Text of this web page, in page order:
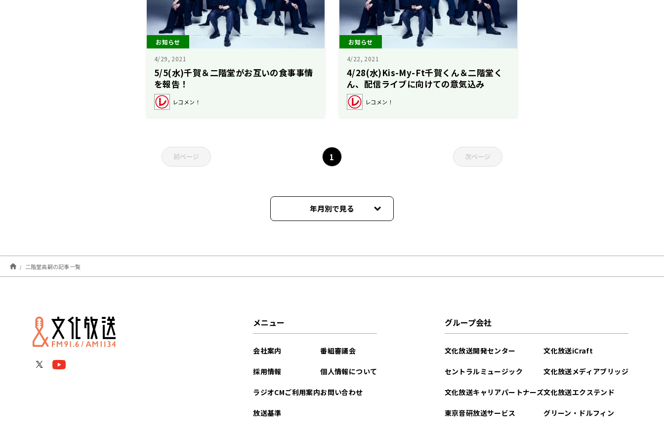
お知らせ
4/29, 2021
5/5(水)千賀＆二階堂がお互いの食事事情
を報告！
レコメン！
お知らせ
4/22, 2021
4/28(水)Kis-My-Ft千賀くん＆二階堂く
ん、配信ライブに向けての意気込み
は？！
レコメン！
前ページ 1 次ページ
年月別で見る
2026年03月
2026年01月
二階堂高嗣の記事一覧
メニュー
会社案内
採用情報
ラジオCMご利用案内
放送基準
番組審議会
個人情報について
お問い合わせ
グループ会社
文化放送開発センター
セントラルミュージック
文化放送キャリアパートナーズ
東京音研放送サービス
文化放送iCraft
文化放送メディアブリッジ
文化放送エクステンド
グリーン・ドルフィン